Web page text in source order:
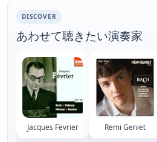
DISCOVER
あわせて聴きたい演奏家
Jacques Fevrier Remi Geniet